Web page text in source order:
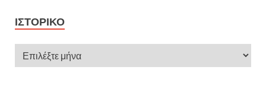
ΙΣΤΟΡΙΚΌ